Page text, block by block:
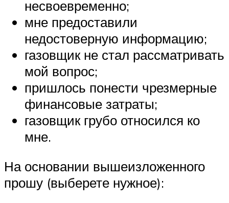
несвоевременно;
мне предоставили
недостоверную информацию;
газовщик не стал рассматривать
мой вопрос;
пришлось понести чрезмерные
финансовые затраты;
газовщик грубо относился ко
мне.
На основании вышеизложенного
прошу (выберете нужное):